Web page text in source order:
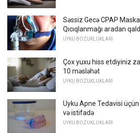
Səssiz Gecə CPAP
Qıcıqlanmağı aradan
UYKU BOZUKLUKLARI
Çox yuxu hiss etdiyiniz
10 məsləhət
UYKU BOZUKLUKLARI
Uyku Apne Tedavisi
və istifadə
UYKU BOZUKLUKLARI